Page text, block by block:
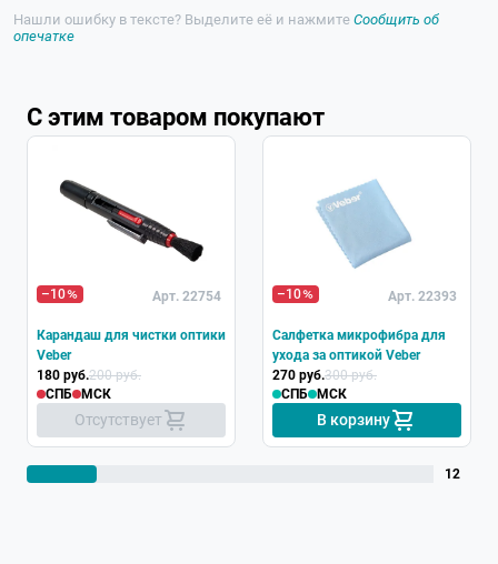
Нашли ошибку в тексте? Выделите её и нажмите Сообщить об
опечатке
С этим товаром покупают
–10
Арт. 22754
Карандаш для чистки оптики
Veber
180 руб.200 руб.
СПБ
МСК
Отсутствует
–10 Арт. 22393
Салфетка микрофибра для
ухода за оптикой Veber
270 руб.300 руб.
СПБ
МСК
В корзину
12